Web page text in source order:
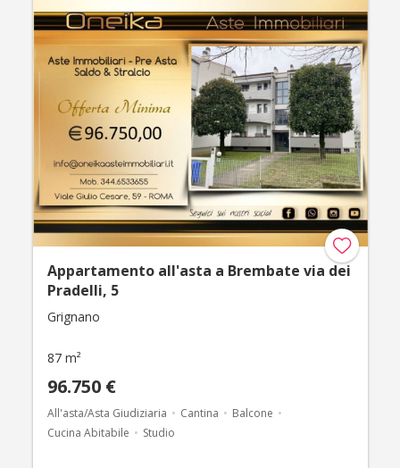
Appartamento all'asta a Brembate via dei
Pradelli, 5
Grignano
87 m²
96.750 €
All'asta/Asta Giudiziaria Cantina
Balcone
Cucina Abitabile
Studio